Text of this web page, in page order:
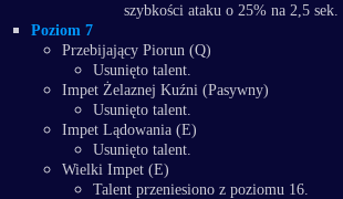
szybkości ataku o 25% na 2,5 sek.
Poziom 7
Przebijający Piorun (Q)
Usunięto talent.
Impet Żelaznej Kuźni (Pasywny)
Usunięto talent.
Impet Lądowania (E)
Usunięto talent.
Wielki Impet (E)
Talent przeniesiono z poziomu 16.